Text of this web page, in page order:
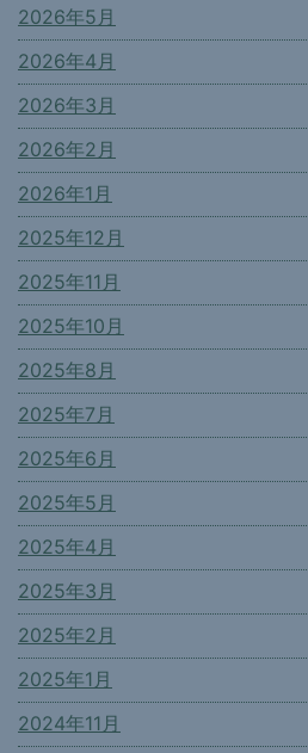
2026年5月
2026年4月
2026年3月
2026年2月
2026年1月
2025年12月
2025年11月
2025年10月
2025年8月
2025年7月
2025年6月
2025年5月
2025年4月
2025年3月
2025年2月
2025年1月
2024年11月